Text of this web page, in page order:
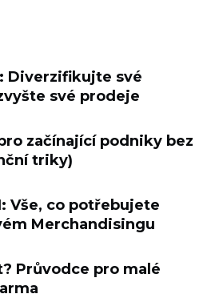
Diverzifikujte své
své prodeje
začínající podniky bez
triky)
Vše, co potřebujete
Merchandisingu
Průvodce pro malé